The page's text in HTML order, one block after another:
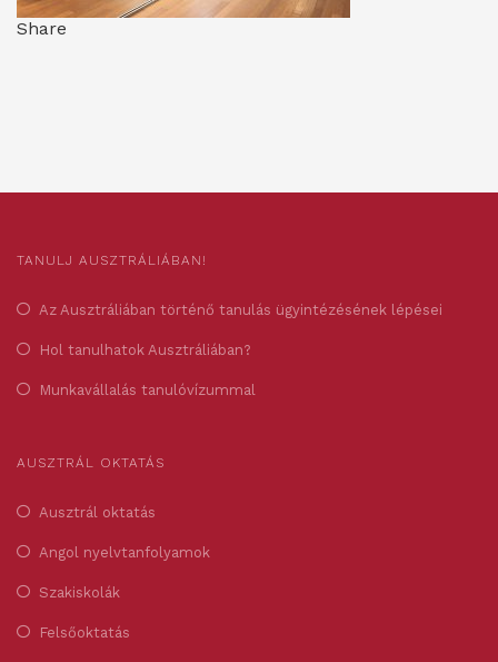
Share
TANULJ AUSZTRÁLIÁBAN!
Az Ausztráliában történő tanulás ügyintézésének lépései
Hol tanulhatok Ausztráliában?
Munkavállalás tanulóvízummal
AUSZTRÁL OKTATÁS
Ausztrál oktatás
Angol nyelvtanfolyamok
Szakiskolák
Felsőoktatás